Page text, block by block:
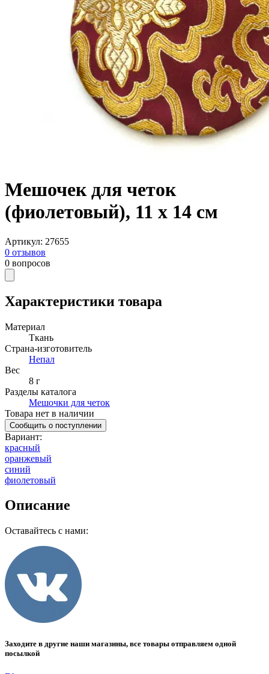
Мешочек для четок
(фиолетовый), 11 х 14 см
Артикул: 27655
0 отзывов
0 вопросов
Характеристики товара
Материал
Ткань
Страна-изготовитель
Непал
Вес
8 г
Разделы каталога
Мешочки для четок
Товара нет в наличии
Сообщить о поступлении
Вариант:
красный
оранжевый
синий
фиолетовый
Описание
Оставайтесь с нами:
Заходите в другие наши магазины, все товары отправляем одной
посылкой